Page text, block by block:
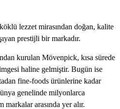
lezzet mirasından doğan, kalite
prestijli bir markadır.
kurulan Mövenpick, kısa sürede
haline gelmiştir. Bugün ise
fine-foods ürünlerine kadar
genelinde milyonlarca
arasında yer alır.